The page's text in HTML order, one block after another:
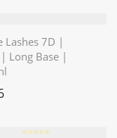
Lashes 7D |
Long Base |
⭐️⭐️⭐️⭐️⭐️